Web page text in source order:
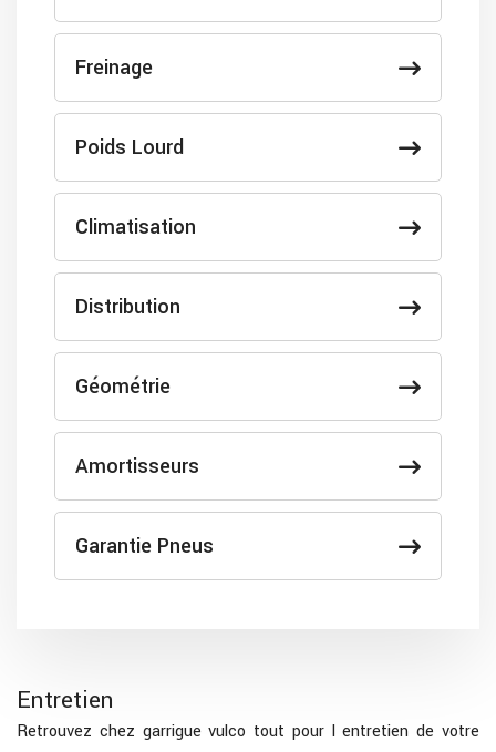
Freinage
Poids Lourd
Climatisation
Distribution
Géométrie
Amortisseurs
Garantie Pneus
Entretien
Retrouvez chez garrigue vulco tout pour l entretien de votre